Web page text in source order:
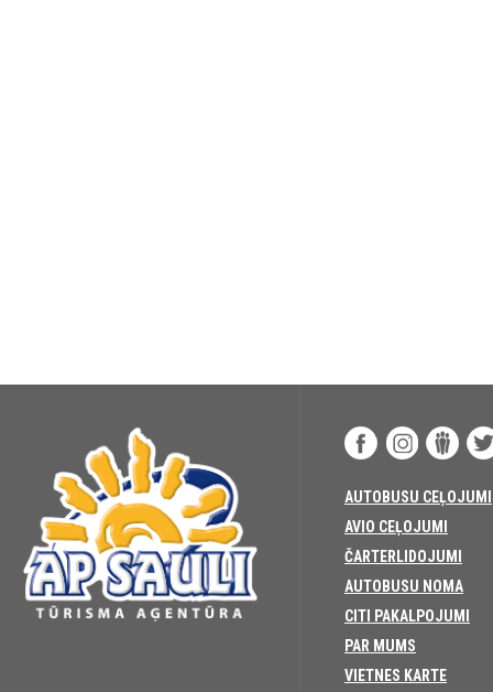
AUTOBUSU CEĻOJUMI
AVIO CEĻOJUMI
ČARTERLIDOJUMI
AUTOBUSU NOMA
CITI PAKALPOJUMI
PAR MUMS
VIETNES KARTE